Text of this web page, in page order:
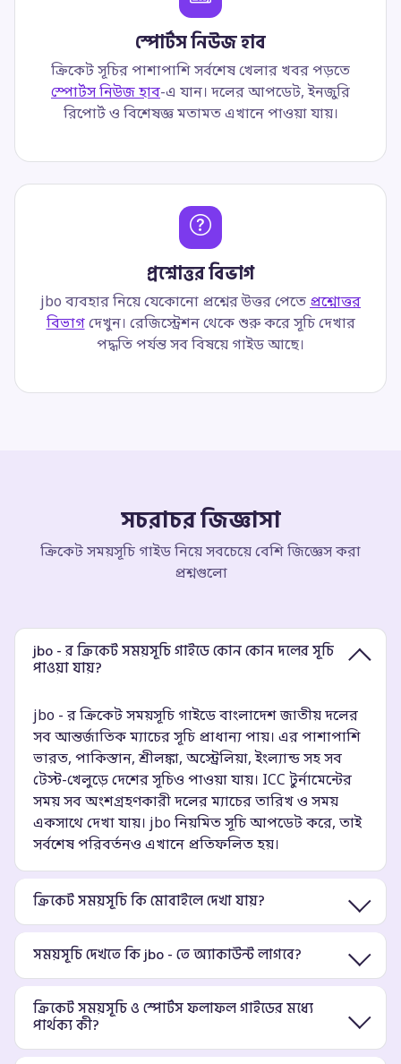
স্পোর্টস নিউজ হাব
ক্রিকেট সূচির পাশাপাশি সর্বশেষ খেলার খবর পড়তে
স্পোর্টস নিউজ হাব-এ যান। দলের আপডেট, ইনজুরি
রিপোর্ট ও বিশেষজ্ঞ মতামত এখানে পাওয়া যায়।
প্রশ্নোত্তর বিভাগ
jbo ব্যবহার নিয়ে যেকোনো প্রশ্নের উত্তর পেতেপ্রশ্নোত্তর
বিভাগদেখুন। রেজিস্ট্রেশন থেকে শুরু করে সূচি দেখার
পদ্ধতি পর্যন্ত সব বিষয়ে গাইড আছে।
সচরাচর জিজ্ঞাসা
ক্রিকেট সময়সূচি গাইড নিয়ে সবচেয়ে বেশি জিজ্ঞেস করা
প্রশ্নগুলো
jbo - র ক্রিকেট সময়সূচি গাইডে কোন কোন দলের সূচি
পাওয়া যায়?
jbo - র ক্রিকেট সময়সূচি গাইডে বাংলাদেশ জাতীয় দলের
সব আন্তর্জাতিক ম্যাচের সূচি প্রাধান্য পায়। এর পাশাপাশি
ভারত, পাকিস্তান, শ্রীলঙ্কা, অস্ট্রেলিয়া, ইংল্যান্ড সহ সব
টেস্ট-খেলুড়ে দেশের সূচিও পাওয়া যায়। ICC টুর্নামেন্টের
সময় সব অংশগ্রহণকারী দলের ম্যাচের তারিখ ও সময়
একসাথে দেখা যায়। jbo নিয়মিত সূচি আপডেট করে, তাই
সর্বশেষ পরিবর্তনও এখানে প্রতিফলিত হয়।
ক্রিকেট সময়সূচি কি মোবাইলে দেখা যায়?
সময়সূচি দেখতে কি jbo - তে অ্যাকাউন্ট লাগবে?
ক্রিকেট সময়সূচি ও স্পোর্টস ফলাফল গাইডের মধ্যে
পার্থক্য কী?